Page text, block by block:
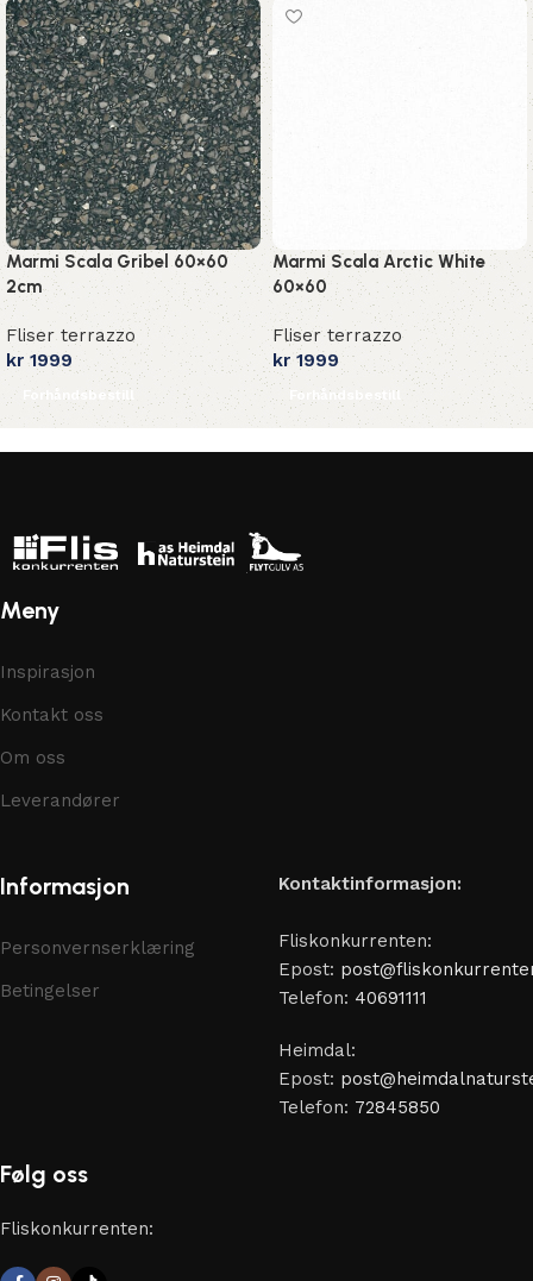
Marmi Scala Gribel 60×60
2cm
Fliser terrazzo
kr 1999
Forhåndsbestill
Marmi Scala Arctic White
60×60
Fliser terrazzo
kr 1999
Forhåndsbestill
Meny
Inspirasjon
Kontakt oss
Om oss
Leverandører
Informasjon
Personvernserklæring
Betingelser
Kontaktinformasjon:
Fliskonkurrenten:
Epost:
Telefon: 40691111
Heimdal:
Epost:
Telefon: 72845850
Følg oss
Fliskonkurrenten: